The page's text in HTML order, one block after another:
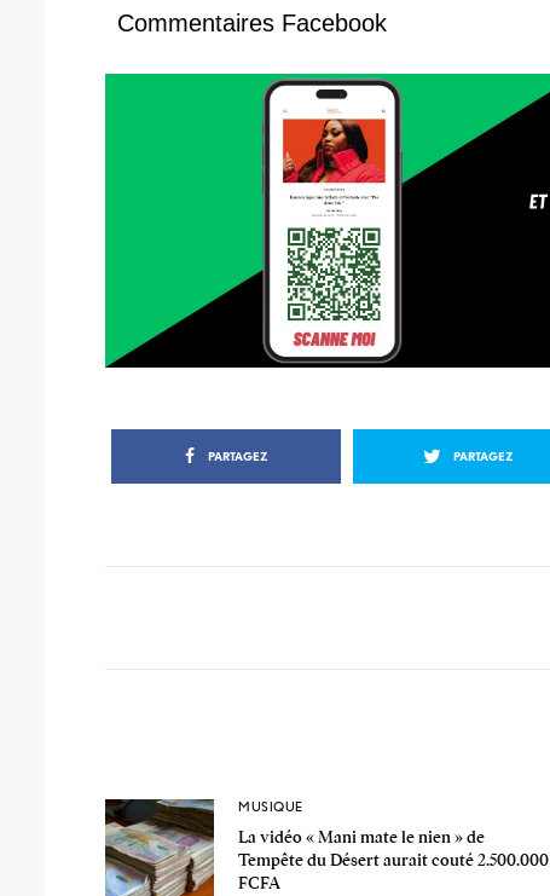
Commentaires Facebook
PARTAGEZ PARTAGEZ
MUSIQUE
La vidéo « Mani mate le nien » de
Tempête du Désert aurait couté 2.500.000
FCFA